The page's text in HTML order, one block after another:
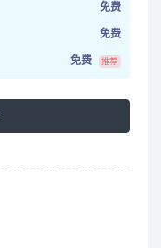
免费
免费
免费 推荐